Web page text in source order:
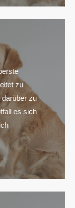
zu
darüber zu
es sich